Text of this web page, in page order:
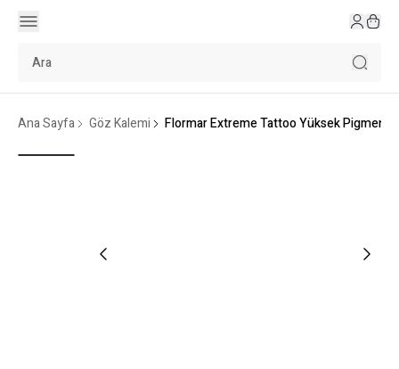
Ana Sayfa Göz Kalemi Flormar Extreme Tattoo Yüksek